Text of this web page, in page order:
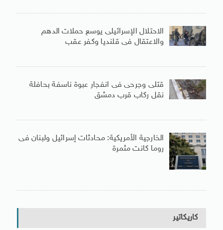
الاحتلال الإسرائيلى يوسع حملات الدهم
والاعتقال فى قلنديا وكفر عقب
قتلى وجرحى فى انفجار عبوة ناسفة بحافلة
نقل ركاب قرب دمشق
الخارجية الأمريكية: محادثات إسرائيل ولبنان فى
روما كانت مثمرة
كاريكاتير